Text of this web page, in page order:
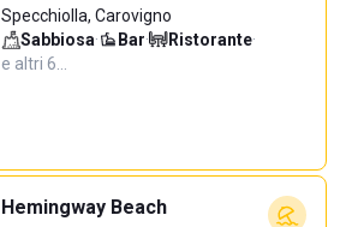
Specchiolla, Carovigno
Sabbiosa· Bar· Ristorante·
e altri 6…
Hemingway Beach